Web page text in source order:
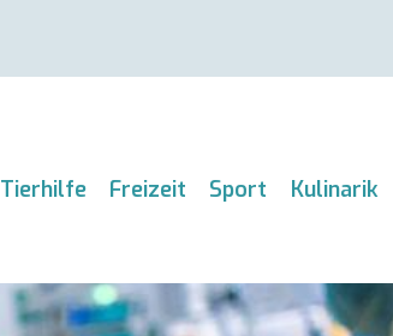
Tierhilfe Freizeit Sport Kulinarik